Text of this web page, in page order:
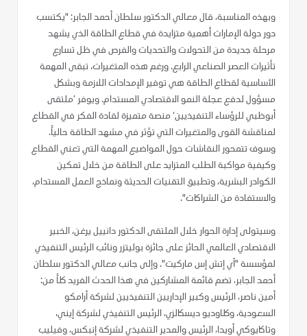
وبهذه المناسبة، قال معالي الدكتور سلطان أحمد الجابر: "يكتسب
دور دولة الإمارات أهمية متزايدة في قطاع الطاقة الذي يشهد
مرحلة جديدة من التحولات والتحديات والفرص في ظل تسارع
تأثيرات العصر الصناعي الرابع. ورغم هذه المتغيرات، تبقى المهمة
الأساسية لقطاع الطاقة هي توفير الإمدادات اللازمة وبشكل
مسؤول لدفع عجلة النمو الاقتصادي المستدام. ويوفر ’ملتقى
أبوظبي للرؤساء التنفيذيين‘ منصة متميزة لقادة الفكر في القطاع
لمناقشة القوى والمتغيرات التي تؤثر في مشهد الطاقة حالياً.
وسوف تتمحور النقاشات حول المواضيع المهمة التي تعني القطاع
وكيفية مواكبة الطلب المتزايد على الطاقة من خلال تمكين
الكوادر البشرية، وتطبيق التقنيات الحديثة ونماذج العمل المستدام،
والاستفادة من الشراكات".
وسيتولى إدارة الحوار خلال الملتقى الدكتور دانييل يرغن، الخبير
الاقتصادي العالمي الحائز على جائزة بوليتزر ونائب الرئيس التنفيذي
لمؤسسة "آي إتش إس ماركيت". وإلى جانب معالي الدكتور سلطان
أحمد الجابر، تضم قائمة المشاركين في هذا الحدث الفريد كلاً من:
أمين ناصر، الرئيس وكبير الإداريين التنفيذيين لشركة أرامكو
السعودية، وكلاوديو ديسكالزي، الرئيس التنفيذي لشركة إيني،
وتاكايوكي أويدا، الرئيس والمدير التنفيذي لشركة إنبكس، وفيليب